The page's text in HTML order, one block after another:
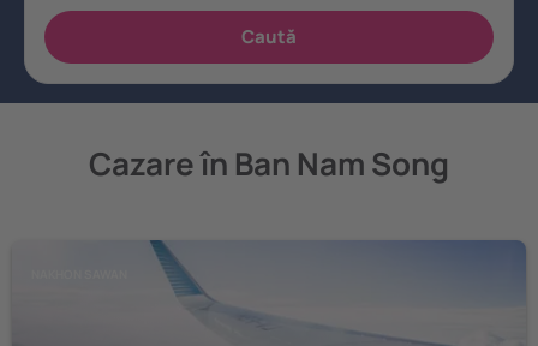
Cazare în Ban Nam Song